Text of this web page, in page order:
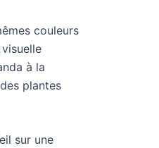
couleurs
à la
plantes
sur une